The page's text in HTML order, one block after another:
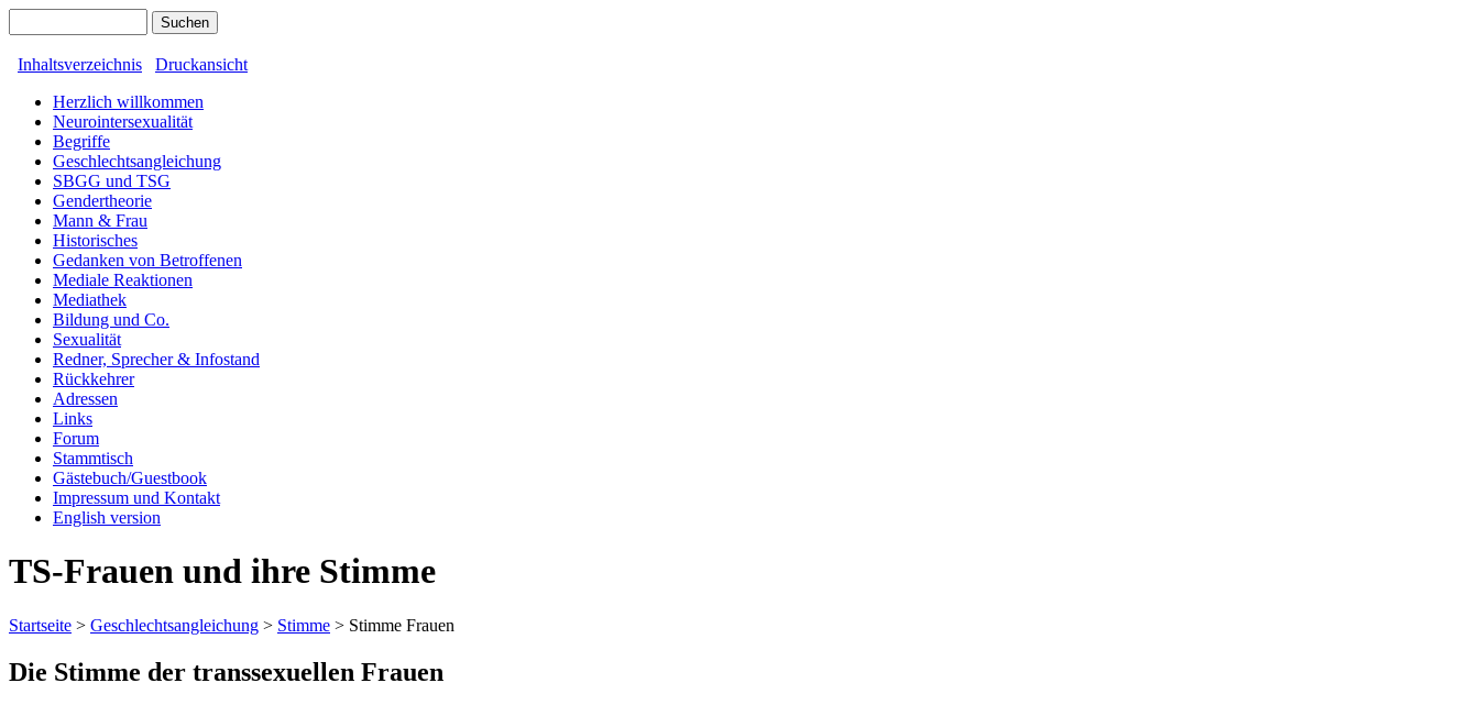
Inhaltsverzeichnis
Druckansicht
Herzlich willkommen
Neurointersexualität
Begriffe
Geschlechtsangleichung
SBGG und TSG
Gendertheorie
Mann & Frau
Historisches
Gedanken von Betroffenen
Mediale Reaktionen
Mediathek
Bildung und Co.
Sexualität
Redner, Sprecher & Infostand
Rückkehrer
Adressen
Links
Forum
Stammtisch
Gästebuch/Guestbook
Impressum und Kontakt
English version
TS-Frauen und ihre Stimme
Startseite > Geschlechtsangleichung > Stimme > Stimme Frauen
Die Stimme der transsexuellen Frauen